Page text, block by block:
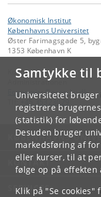
Samtykke til
Universitetet
registrere
(statistik) for
Desuden bruger
markedsføring af
eller kurser, til at
følge op på effekten
Klik på "Se
Økonomisk Institut
Københavns Universitet
Øster Farimagsgade 5,
1353 København K
Kontakt:
Administrationen
Economics@econ. ku.dk
KØBENHAVNS
KONTAKT
SERVICES